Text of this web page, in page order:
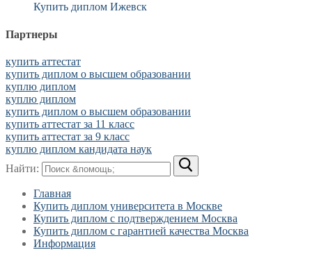
Купить диплом Ижевск
Партнеры
купить аттестат
купить диплом о высшем образовании
куплю диплом
куплю диплом
купить диплом о высшем образовании
купить аттестат за 11 класс
купить аттестат за 9 класс
куплю диплом кандидата наук
Найти:
Главная
Купить диплом университета в Москве
Купить диплом с подтверждением Москва
Купить диплом с гарантией качества Москва
Информация